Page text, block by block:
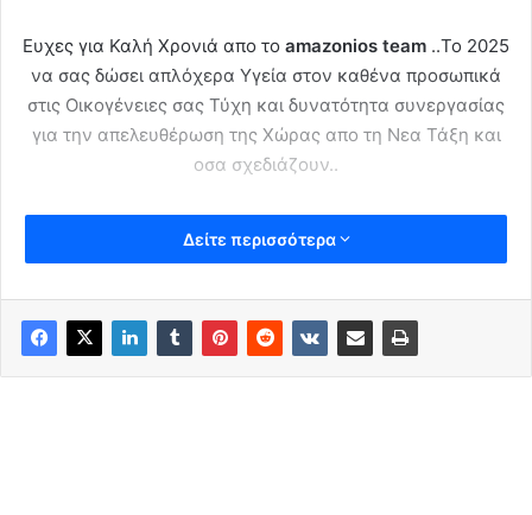
Ευχες για Καλή Χρονιά απο το amazonios team ..Το 2025
να σας δώσει απλόχερα Υγεία στον καθένα προσωπικά
στις Οικογένειες σας Τύχη και δυνατότητα συνεργασίας
για την απελευθέρωση της Χώρας απο τη Νεα Τάξη και
οσα σχεδιάζουν..
Δείτε περισσότερα